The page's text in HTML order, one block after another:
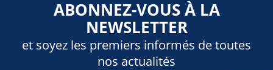
ABONNEZ-VOUS À LA
NEWSLETTER
et soyez les premiers informés de toutes
nos actualités